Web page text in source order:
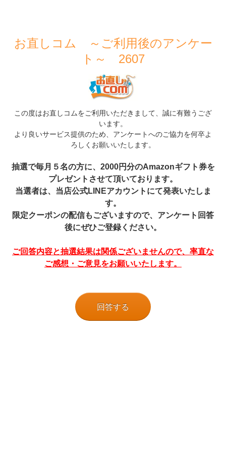
お直しコム ～ご利用後のアンケー
ト～ 2607
この度はお直しコムをご利用いただきまして、誠に有難うござ
います。
より良いサービス提供のため、アンケートへのご協力を何卒よ
ろしくお願いいたします。
抽選で毎月５名の方に、2000円分のAmazonギフト券を
プレゼントさせて頂いております。
当選者は、当店公式LINEアカウントにて発表いたしま
す。
限定クーポンの配信もございますので、アンケート回答
後にぜひご登録ください。
ご回答内容と抽選結果は関係ございませんので、率直な
ご感想・ご意見をお願いいたします。
回答する